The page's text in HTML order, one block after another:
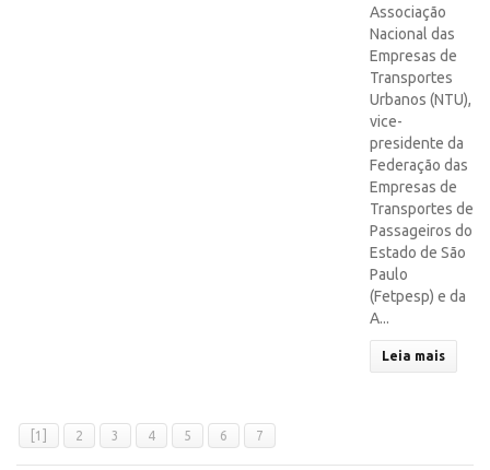
Associação
Nacional das
Empresas de
Transportes
Urbanos (NTU),
vice-
presidente da
Federação das
Empresas de
Transportes de
Passageiros do
Estado de São
Paulo
(Fetpesp) e da
A...
Leia mais
[1] 2 3 4 5 6 7